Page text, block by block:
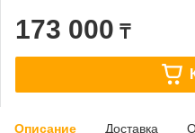
173 000 ₸
Описание Доставка